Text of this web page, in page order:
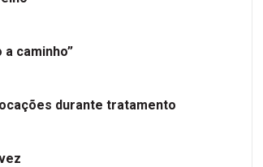
caminho”
durante tratamento